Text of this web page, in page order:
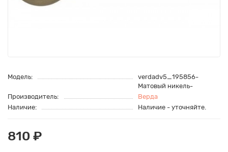
Модель:
verdadv5_195856-
Матовый никель-
Производитель:
Верда
Наличие:
Наличие - уточняйте.
810 ₽